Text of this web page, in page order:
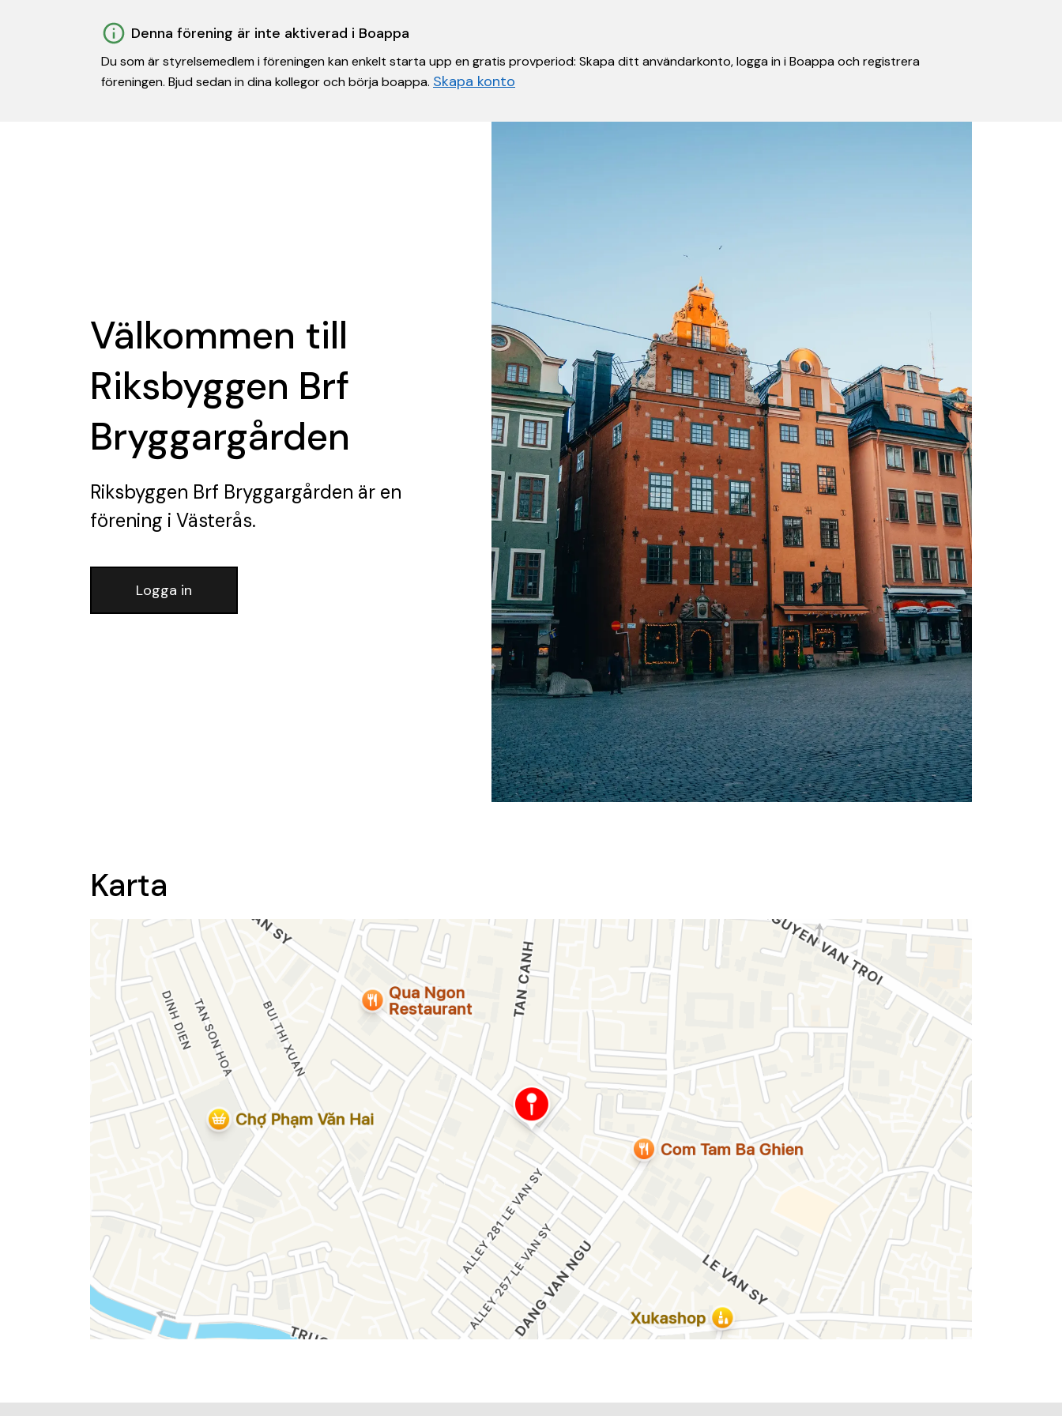
Denna förening är inte aktiverad i Boappa
Du som är styrelsemedlem i föreningen kan enkelt starta upp en gratis provperiod: Skapa ditt användarkonto, logga in i Boappa och registrera
föreningen. Bjud sedan in dina kollegor och börja boappa. Skapa konto
Välkommen till
Riksbyggen Brf
Bryggargården
Riksbyggen Brf Bryggargården är en
förening i Västerås.
Logga in
Karta